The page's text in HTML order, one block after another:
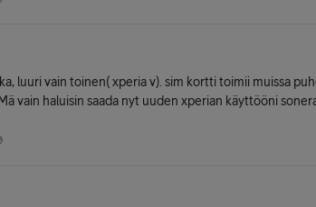
luuri vain toinen( xperia v). sim kortti toimii muissa
vain haluisin saada nyt uuden xperian käyttööni